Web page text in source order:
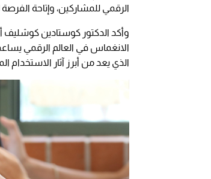
الرقمي للمشاركين، وإتاحة
وأكد الدكتور كوستادين كوشليف
الانغماس في العالم الرقمي
الذي يعد من أبرز آثار الاستخدام